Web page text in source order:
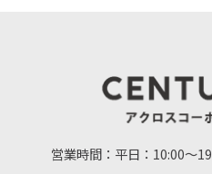
営業時間： 平日：10:00～